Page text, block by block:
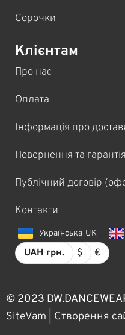
Сорочки
Клієнтам
Про нас
Оплата
Інформація про
Повернення та гарантія
Публічний договір
Контакти
Українська UK
UAH грн. $ €
© 2023
SiteVam | Cтворення